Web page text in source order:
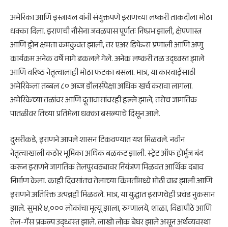
अमेरिका आणि इस्त्रायल यांनी संयुक्तपणे इराणच्या लष्करी ताकदीला मोठा
धक्का दिला. इराणची नौसेना जवळपास पूर्णतः निष्प्रभ झाली, क्षेपणास्त्र
आणि ड्रोन क्षमता कमकुवत झाली, तर एअर डिफेन्स प्रणाली आणि अणु
कार्यक्रम अनेक वर्षे मागे ढकलले गेले. अनेक लष्करी तळ उद्ध्वस्त झाले
आणि वरिष्ठ नेतृत्वालाही मोठा फटका बसला. मात्र, या कारवाईसाठी
अमेरिकेला तब्बल ८० अब्ज डॉलर्सपेक्षा अधिक खर्च करावा लागला.
अमेरिकेच्या तळांवर आणि दूतावासांवरही हल्ले झाले, तसेच जागतिक
पातळीवर तिच्या प्रतिमेला धक्का बसल्याचे दिसून आले.
दुसरीकडे, इराणने आपले शासन टिकवण्यात यश मिळवले. नवीन
नेतृत्वाखाली कठोर भूमिका अधिक बळकट झाली. स्ट्रेट ऑफ होर्मुज बंद
करून इराणने जागतिक तेलपुरवठ्यावर नियंत्रण मिळवत आर्थिक दबाव
निर्माण केला. काही दिवसांतच तेलाच्या किंमतींमध्ये मोठी वाढ झाली आणि
इराणने अतिरिक्त उत्पन्नही मिळवले. मात्र, या युद्धात इराणचेही प्रचंड नुकसान
झाले. सुमारे ४,००० लोकांचा मृत्यू झाला, रुग्णालये, शाळा, विद्यापीठे आणि
तेल-गॅस प्रकल्प उद्ध्वस्त झाले. लाखो लोक बेघर झाले असून अर्थव्यवस्था